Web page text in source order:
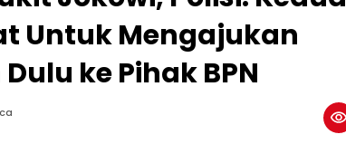
Untuk Mengajukan
ke Pihak BPN